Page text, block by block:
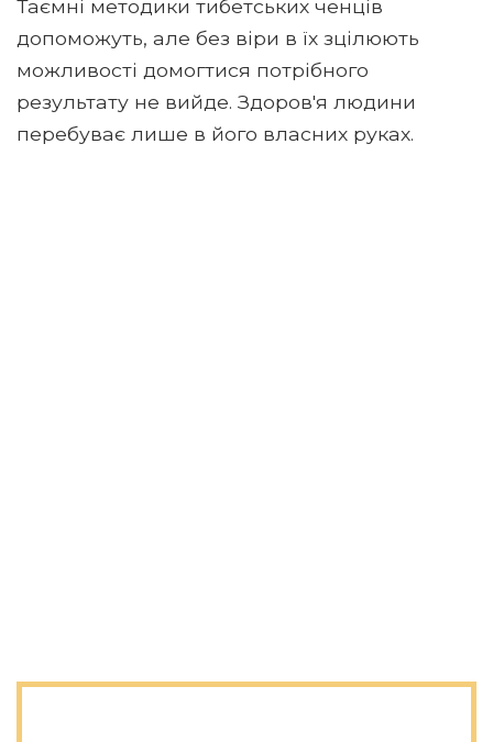
Таємні методики тибетських ченців
допоможуть, але без віри в їх зцілюють
можливості домогтися потрібного
результату не вийде. Здоров'я людини
перебуває лише в його власних руках.